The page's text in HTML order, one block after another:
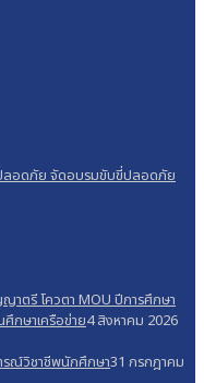
ลอดภัย จัดอบรมขับขี่ปลอดภัย
ตรี โควตา MOU ปีการศึกษา
กษาเครือข่าย4 สิงหาคม 2026
รณ์วิชาชีพนักศึกษา31 กรกฎาคม